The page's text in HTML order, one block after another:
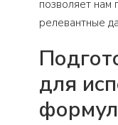
позволяет нам
релевантные
для